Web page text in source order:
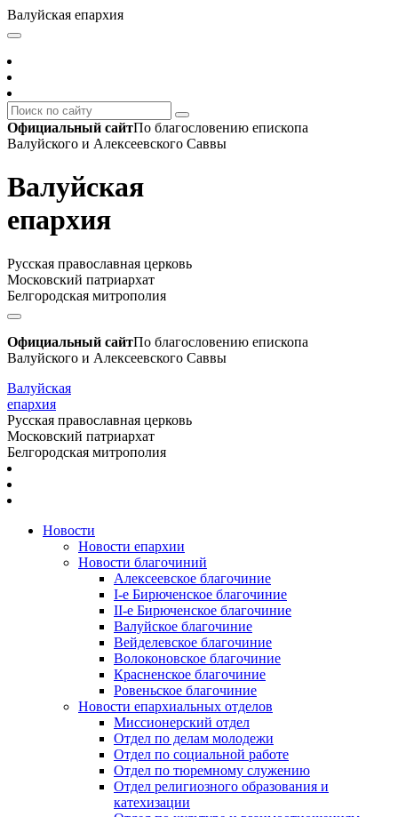
Валуйская епархия
Официальный сайтПо благословению епископа
Валуйского и Алексеевского Саввы
Валуйская
епархия
Русская православная церковь
Московский патриархат
Белгородская митрополия
Официальный сайтПо благословению епископа
Валуйского и Алексеевского Саввы
Валуйская
епархия
Русская православная церковь
Московский патриархат
Белгородская митрополия
Новости
Новости епархии
Новости благочиний
Алексеевское благочиние
I-е Бирюченское благочиние
II-е Бирюченское благочиние
Валуйское благочиние
Вейделевское благочиние
Волоконовское благочиние
Красненское благочиние
Ровеньское благочиние
Новости епархиальных отделов
Миссионерский отдел
Отдел по делам молодежи
Отдел по социальной работе
Отдел по тюремному служению
Отдел религиозного образования и
катехизации